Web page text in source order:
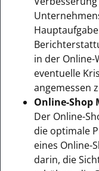
in der
eventuelle
angemessen
Online-Shop
Der Online-
die optimale
eines Online-
darin, die